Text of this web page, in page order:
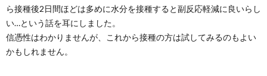
ら接種後2日間ほどは多めに水分を接種すると副反応軽減に良いらし
い…という話を耳にしました。
信憑性はわかりませんが、これから接種の方は試してみるのもよい
かもしれません。